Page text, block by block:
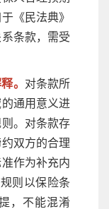
《民法典》
条款，需受
。 对条款所
通用意义进
。对条款存
双方的合理
作为补充内
则以保险条
，不能混淆